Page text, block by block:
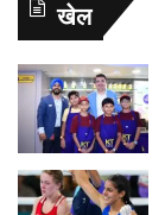
खेल